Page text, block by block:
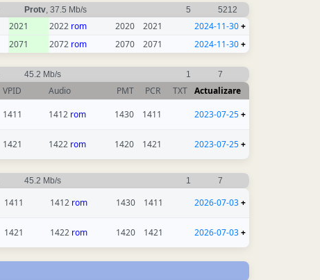
Protv, 37.5 Mb/s 5 5212
2021 2022 rom 2020 2021 2024-11-30+
2071 2072 rom 2070 2071 2024-11-30+
45.2 Mb/s 1 7
VPID Audio PMT PCR TXT Actualizare
1411 1412 rom 1430 1411 2023-07-25+
1421 1422 rom 1420 1421 2023-07-25+
45.2 Mb/s 1 7
1411 1412 rom 1430 1411 2026-07-03+
1421 1422 rom 1420 1421 2026-07-03+